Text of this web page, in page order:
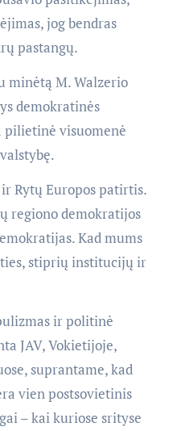
jog bendras
pastangų.
minėtą M. Walzerio
demokratinės
pilietinė visuomenė
Rytų Europos patirtis.
regiono demokratijos
Kad mums
stiprių institucijų ir
ir politinė
JAV, Vokietijoje,
suprantame, kad
vien postsovietinis
– kai kuriose srityse